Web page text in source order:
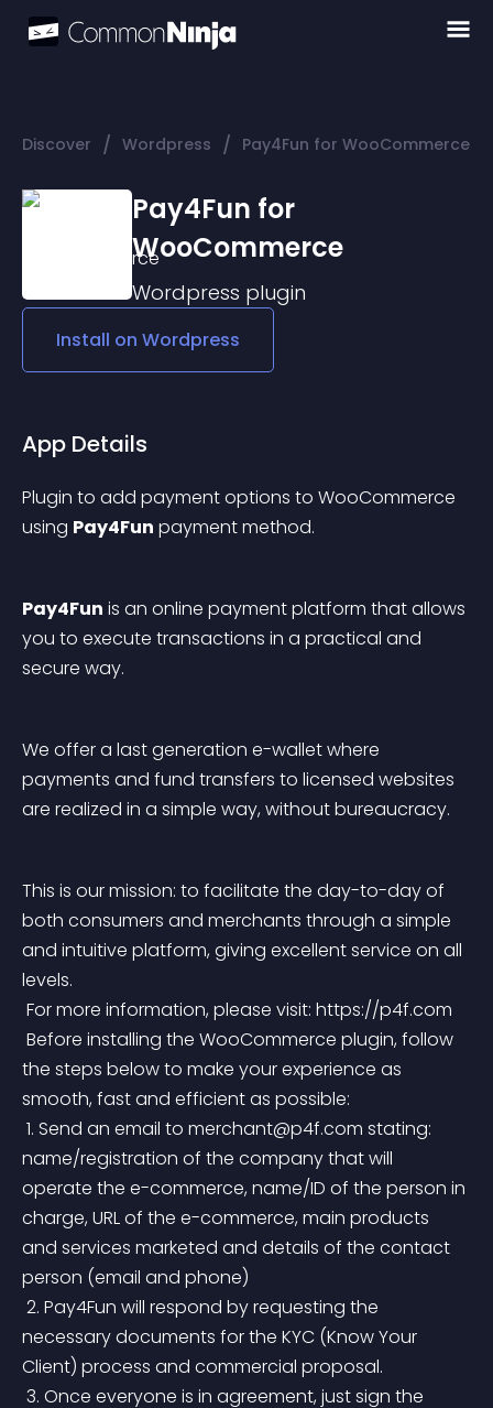
Discover / Wordpress / Pay4Fun for WooCommerce
Pay4Fun for
WooCommerce
Wordpress plugin
Install on Wordpress
App Details
Plugin to add payment options to WooCommerce
using Pay4Fun payment method.
Pay4Fun is an online payment platform that allows
you to execute transactions in a practical and
secure way.
We offer a last generation e-wallet where
payments and fund transfers to licensed websites
are realized in a simple way, without bureaucracy.
This is our mission: to facilitate the day-to-day of
both consumers and merchants through a simple
and intuitive platform, giving excellent service on all
levels.
For more information, please visit: https://p4f.com
the steps below to make your experience as
smooth, fast and efficient as possible:
1. Send an email to merchant@p4f.com stating:
name/registration of the company that will
operate the e-commerce, name/ID of the person in
charge, URL of the e-commerce, main products
and services marketed and details of the contact
person (email and phone)
necessary documents for the KYC (Know Your
Client) process and commercial proposal.